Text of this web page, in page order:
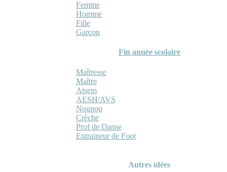
Femme
Homme
Fille
Garçon
Fin année scolaire
Maîtresse
Maître
Atsem
AESH/AVS
Nounou
Crèche
Prof de Danse
Entraineur de Foot
Autres idées